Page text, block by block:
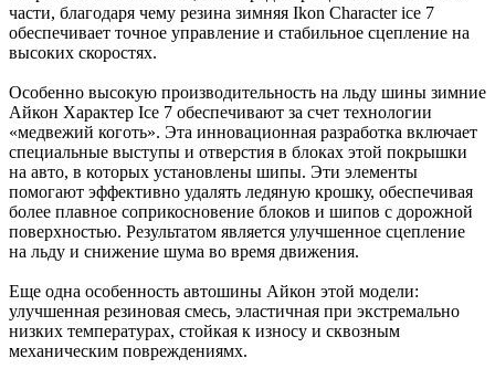
части, благодаря чему резина зимняя Ikon Character ice 7
обеспечивает точное управление и стабильное сцепление на
высоких скоростях.
Особенно высокую производительность на льду шины зимние
Айкон Характер Ice 7 обеспечивают за счет технологии
«медвежий коготь». Эта инновационная разработка включает
специальные выступы и отверстия в блоках этой покрышки
на авто, в которых установлены шипы. Эти элементы
помогают эффективно удалять ледяную крошку, обеспечивая
более плавное соприкосновение блоков и шипов с дорожной
поверхностью. Результатом является улучшенное сцепление
на льду и снижение шума во время движения.
Еще одна особенность автошины Айкон этой модели:
улучшенная резиновая смесь, эластичная при экстремально
низких температурах, стойкая к износу и сквозным
механическим повреждениямх.